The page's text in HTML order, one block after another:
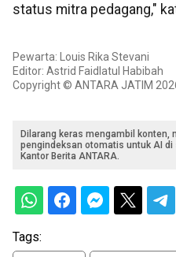
status mitra pedagang,"
Pewarta: Louis Rika Stevani
Editor: Astrid Faidlatul Habibah
Copyright © ANTARA JATIM
Dilarang keras mengambil konten,
pengindeksan otomatis untuk AI
Kantor Berita ANTARA.
Tags: